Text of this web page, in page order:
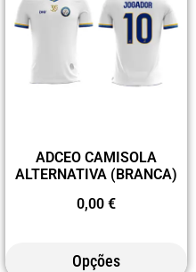
ADCEO CAMISOLA
ALTERNATIVA (BRANCA)
0,00 €
Opções